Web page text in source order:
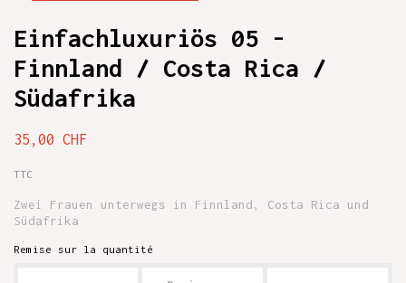
Einfachluxuriös 05 -
Finnland / Costa Rica /
Südafrika
35,00 CHF
TTC
Zwei Frauen unterwegs in Finnland, Costa Rica und
Südafrika
Remise sur la quantité